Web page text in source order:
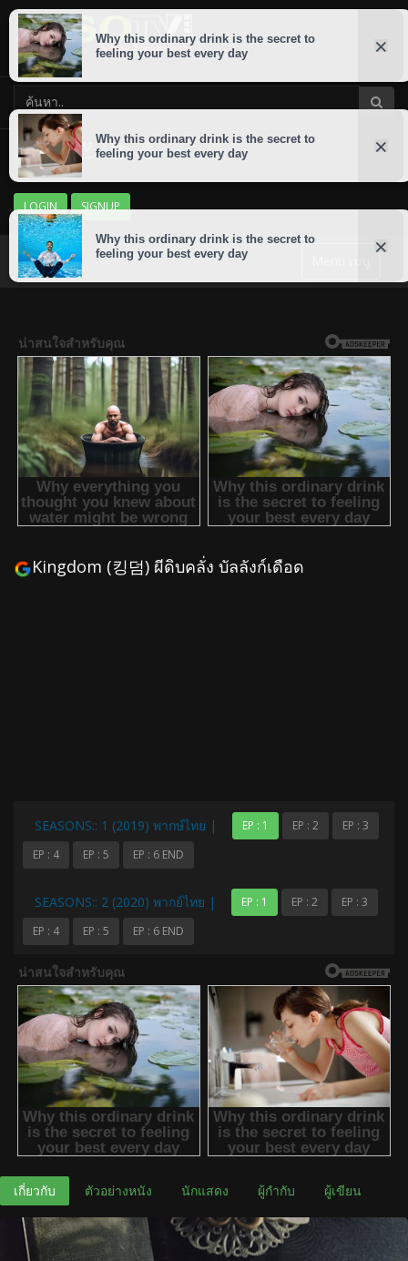
LOGIN SIGNUP
Kingdom (킹덤) ผีดิบคลั่ง บัลลังก์เดือด
SEASONS:: 1 (2019) พากษ์ไทย | EP : 1 EP : 2
EP : 3
EP : 4
EP : 5 EP : 6 END
SEASONS:: 2 (2020) พากย์ไทย | EP : 1 EP : 2
EP : 3
EP : 4
EP : 5 EP : 6 END
เกี่ยวกับ ตัวอย่างหนัง นักแสดง ผู้กำกับ ผู้เขียน